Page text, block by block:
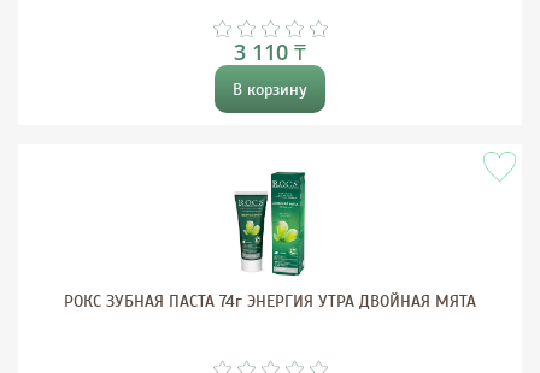
3 110 ₸
В корзину
РОКС ЗУБНАЯ ПАСТА 74г ЭНЕРГИЯ УТРА ДВОЙНАЯ МЯТА